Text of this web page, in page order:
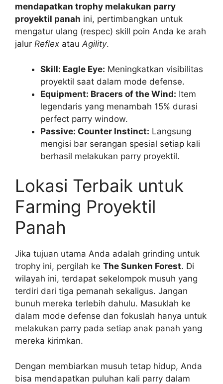
mendapatkan trophy melakukan parry
proyektil panah ini, pertimbangkan untuk
mengatur ulang (respec) skill poin Anda ke arah
jalur Reflex atauAgility.
Skill: Eagle Eye: Meningkatkan visibilitas
proyektil saat dalam mode defense.
Equipment: Bracers of the Wind: Item
legendaris yang menambah 15% durasi
perfect parry window.
Passive: Counter Instinct: Langsung
mengisi bar serangan spesial setiap kali
berhasil melakukan parry proyektil.
Lokasi Terbaik untuk
Farming Proyektil
Panah
Jika tujuan utama Anda adalah grinding untuk
trophy ini, pergilah ke The Sunken Forest. Di
wilayah ini, terdapat sekelompok musuh yang
terdiri dari tiga pemanah sekaligus. Jangan
bunuh mereka terlebih dahulu. Masuklah ke
dalam mode defense dan fokuslah hanya untuk
melakukan parry pada setiap anak panah yang
mereka kirimkan.
Dengan membiarkan musuh tetap hidup, Anda
bisa mendapatkan puluhan kali parry dalam